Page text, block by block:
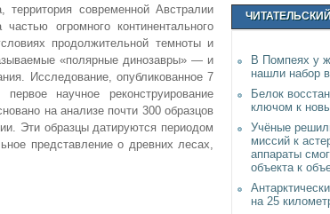
современной Австралии
огромного континентального
продолжительной темноты и
«полярные динозавры» — и
Исследование, опубликованное 7
научное реконструирование
на анализе почти 300 образцов
Эти образцы датируются периодом
представление о древних лесах,
В Помпеях у
нашли набор
Белок
ключом к
Учёные
миссий к
аппараты
объекта к
на 25